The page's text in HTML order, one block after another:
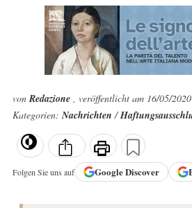
vonRedazione , veröffentlicht am 16/05/2020
Kategorien:Nachrichten/
Folgen Sie uns auf GoogleDiscover